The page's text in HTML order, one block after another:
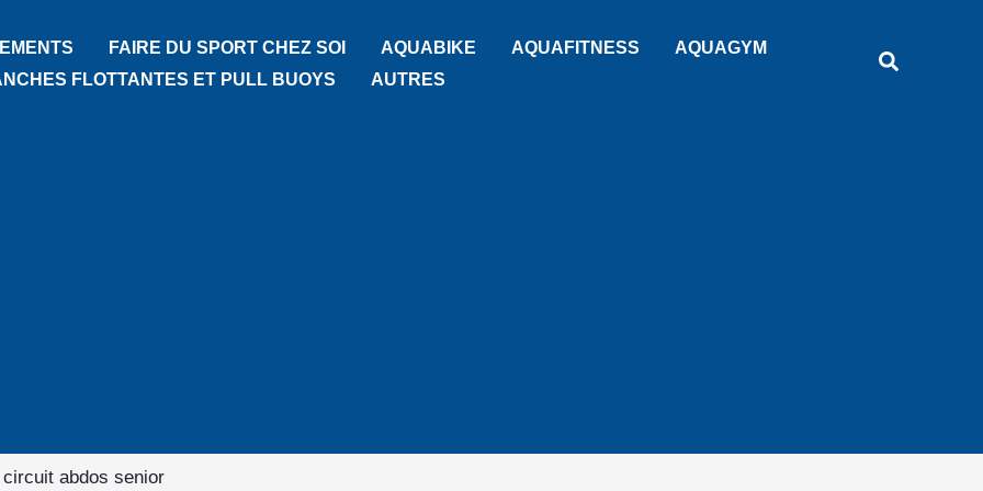
FAIRE DU SPORT CHEZ SOI AQUABIKE AQUAFITNESS
AQUAGYM
FLOTTANTES ET PULL BUOYS AUTRES
abdos senior